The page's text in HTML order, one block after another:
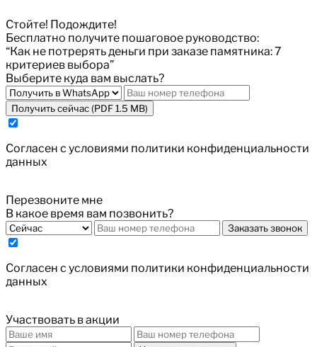
Стойте! Подождите!
Бесплатно получите пошаговое руководство:
“Как не потрерять деньги при заказе памятника: 7
критериев выбора”
Выберите куда вам выслать?
Получить сейчас (PDF 1.5 MB)
Cогласен с условиями политики конфиденциальности
данных
Перезвоните мне
В какое время вам позвонить?
Заказать звонок
Cогласен с условиями политики конфиденциальности
данных
Участвовать в акции